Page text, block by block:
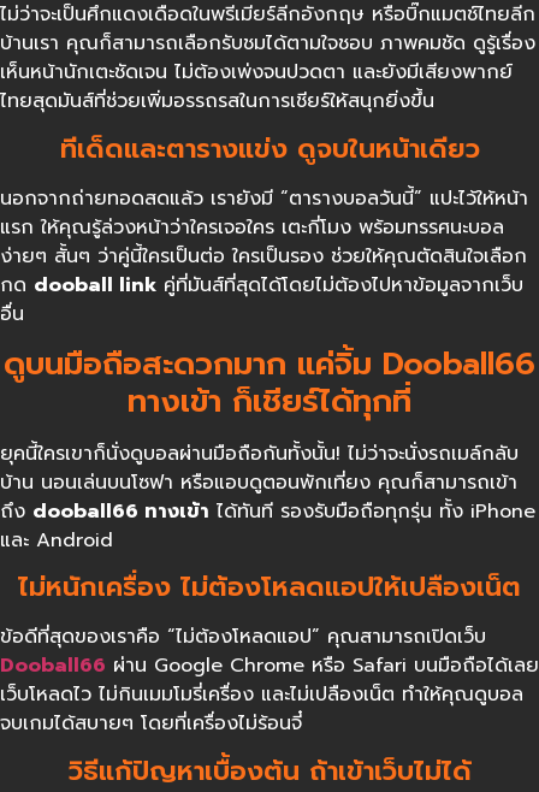
ไม่ว่าจะเป็นศึกแดงเดือดในพรีเมียร์ลีกอังกฤษ หรือบิ๊กแมตช์ไทยลีก
บ้านเรา คุณก็สามารถเลือกรับชมได้ตามใจชอบ ภาพคมชัด ดูรู้เรื่อง
เห็นหน้านักเตะชัดเจน ไม่ต้องเพ่งจนปวดตา และยังมีเสียงพากย์
ไทยสุดมันส์ที่ช่วยเพิ่มอรรถรสในการเชียร์ให้สนุกยิ่งขึ้น
ทีเด็ดและตารางแข่ง ดูจบในหน้าเดียว
นอกจากถ่ายทอดสดแล้ว เรายังมี “ตารางบอลวันนี้” แปะไว้ให้หน้า
แรก ให้คุณรู้ล่วงหน้าว่าใครเจอใคร เตะกี่โมง พร้อมทรรศนะบอล
ง่ายๆ สั้นๆ ว่าคู่นี้ใครเป็นต่อ ใครเป็นรอง ช่วยให้คุณตัดสินใจเลือก
กด dooball link คู่ที่มันส์ที่สุดได้โดยไม่ต้องไปหาข้อมูลจากเว็บ
อื่น
ดูบนมือถือสะดวกมาก แค่จิ้ม Dooball66
ทางเข้า ก็เชียร์ได้ทุกที่
ยุคนี้ใครเขาก็นั่งดูบอลผ่านมือถือกันทั้งนั้น! ไม่ว่าจะนั่งรถเมล์กลับ
บ้าน นอนเล่นบนโซฟา หรือแอบดูตอนพักเที่ยง คุณก็สามารถเข้า
ถึง dooball66 ทางเข้า ได้ทันที รองรับมือถือทุกรุ่น ทั้ง iPhone
และ Android
ไม่หนักเครื่อง ไม่ต้องโหลดแอปให้เปลืองเน็ต
ข้อดีที่สุดของเราคือ “ไม่ต้องโหลดแอป” คุณสามารถเปิดเว็บ
Dooball66 ผ่าน Google Chrome หรือ Safari บนมือถือได้เลย
เว็บโหลดไว ไม่กินเมมโมรี่เครื่อง และไม่เปลืองเน็ต ทำให้คุณดูบอล
จบเกมได้สบายๆ โดยที่เครื่องไม่ร้อนจี๋
วิธีแก้ปัญหาเบื้องต้น ถ้าเข้าเว็บไม่ได้